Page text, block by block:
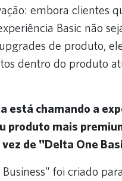
embora clientes
Basic não
de produto,
dentro do produto
está chamando a
produto mais
de "Delta One
foi criado